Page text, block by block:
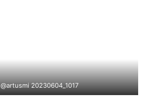
@artusmi 20230604_1017